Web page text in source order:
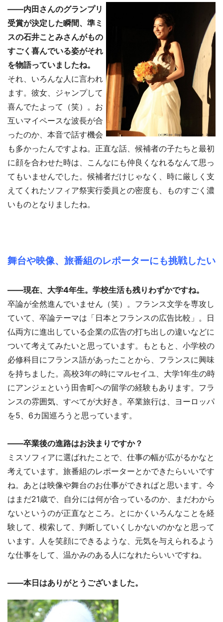
――内田さんのグランプリ
受賞が決定した瞬間、準ミ
スの石井ことみさんがもの
すごく喜んでいる姿がそれ
を物語っていましたね。
それ、いろんな人に言われ
ます。彼女、ジャンプして
喜んでたよって（笑）。お
互いマイペースな波長が合
ったのか、本音で話す機会
も多かったんですよね。正直な話、候補者の子たちと最初
に顔を合わせた時は、こんなにも仲良くなれるなんて思っ
てもいませんでした。候補者だけじゃなく、時に厳しく支
えてくれたソフィア祭実行委員との密度も、ものすごく濃
いものとなりましたね。
舞台や映像、旅番組のレポーターにも挑戦したい
――現在、大学4年生。学校生活も残りわずかですね。
卒論が全然進んでいません（笑）。フランス文学を専攻し
ていて、卒論テーマは「日本とフランスの広告比較」。日
仏両方に進出している企業の広告の打ち出しの違いなどに
ついて考えてみたいと思っています。もともと、小学校の
必修科目にフランス語があったことから、フランスに興味
を持ちました。高校3年の時にマルセイユ、大学1年生の時
にアンジェという田舎町への留学の経験もあります。フラ
ンスの雰囲気、すべてが大好き。卒業旅行は、ヨーロッパ
を5、6カ国巡ろうと思っています。
――卒業後の進路はお決まりですか？
ミスソフィアに選ばれたことで、仕事の幅が広がるかなと
考えています。旅番組のレポーターとかできたらいいです
ね。あとは映像や舞台のお仕事ができればと思います。今
はまだ21歳で、自分には何が合っているのか、まだわから
ないというのが正直なところ。とにかくいろんなことを経
験して、模索して、判断していくしかないのかなと思って
います。人を笑顔にできるような、元気を与えられるよう
な仕事をして、温かみのある人になれたらいいですね。
――本日はありがとうございました。